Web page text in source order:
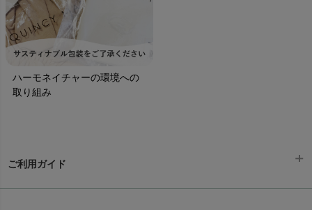
ハーモネイチャーの環境への
取り組み
ご利用ガイド